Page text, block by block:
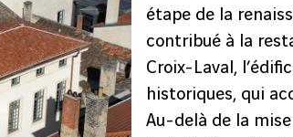
étape de la
contribué à la
Croix-Laval,
historiques, qui
Au-delà de la